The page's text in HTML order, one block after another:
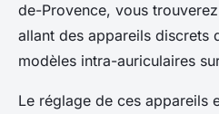
de-Provence, vous
allant des appareils discrets
modèles intra-auriculaires
Le réglage de ces appareils